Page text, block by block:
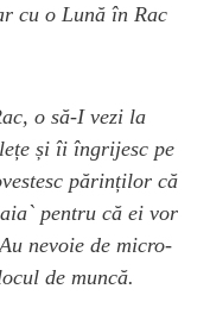
cu o Lună în Rac
o să-I vezi la
și îi îngrijesc pe
părinților că
pentru că ei vor
nevoie de micro-
de muncă.